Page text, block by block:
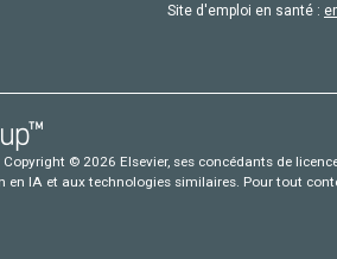
Site d'emploi en santé :
© 2026 Elsevier, ses concédants de
en IA et aux technologies similaires. Pour tout